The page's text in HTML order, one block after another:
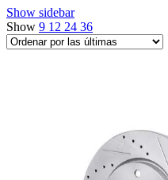
Show sidebar
Show 9 12 24 36